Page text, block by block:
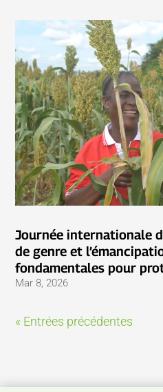
Journée internationale
de genre et
fondamentales pour
Mar 8, 2026
« Entrées précédentes